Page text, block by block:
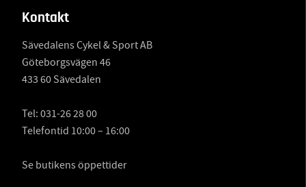
Kontakt
Sävedalens Cykel & Sport AB
Göteborgsvägen 46
433 60 Sävedalen
Tel: 031-26 28 00
Telefontid 10:00 – 16:00
Se butikens öppettider